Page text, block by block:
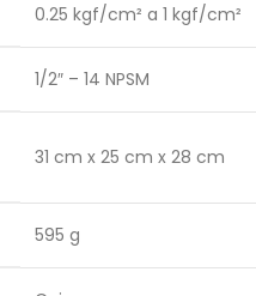
0.25 kgf/cm² a 1 kgf/cm²
1/2″ – 14 NPSM
31 cm x 25 cm x 28 cm
595 g